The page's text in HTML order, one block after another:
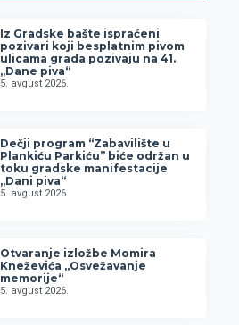
Iz Gradske bašte ispraćeni
pozivari koji besplatnim pivom
ulicama grada pozivaju na 41.
„Dane piva“
5. avgust 2026.
Dečji program “Zabavilište u
Plankiću Parkiću” biće održan u
toku gradske manifestacije
„Dani piva“
5. avgust 2026.
Otvaranje izložbe Momira
Kneževića „Osvežavanje
memorije“
5. avgust 2026.